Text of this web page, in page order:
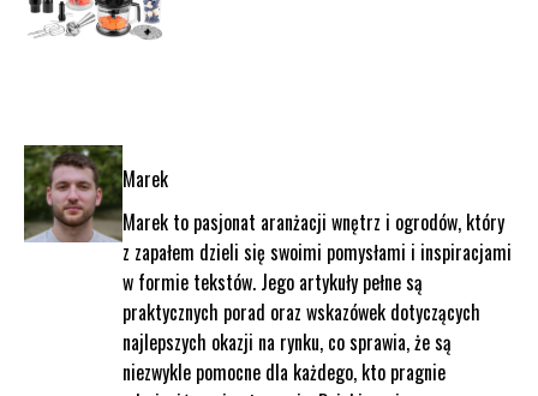
Marek
Marek to pasjonat aranżacji wnętrz i ogrodów, który
z zapałem dzieli się swoimi pomysłami i inspiracjami
w formie tekstów. Jego artykuły pełne są
praktycznych porad oraz wskazówek dotyczących
najlepszych okazji na rynku, co sprawia, że są
niezwykle pomocne dla każdego, kto pragnie